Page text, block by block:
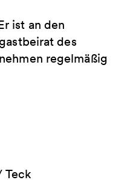
ist an den
des
regelmäßig
Teck